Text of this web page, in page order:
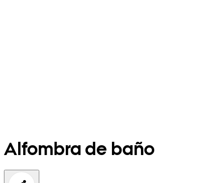
Alfombra de baño